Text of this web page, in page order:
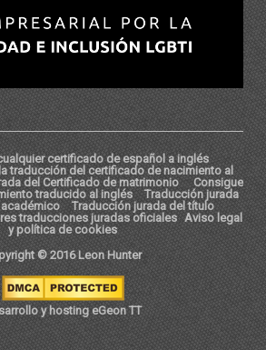
certificado de español a inglés
traducción del certificado de nacimiento al
del Certificado de matrimonio
Consigue
traducido al inglés
Traducción jurada
Traducción jurada del título
traducciones juradas oficiales Aviso legal
y política de cookies
© 2016 Leon Hunter
y hosting eGeon TT